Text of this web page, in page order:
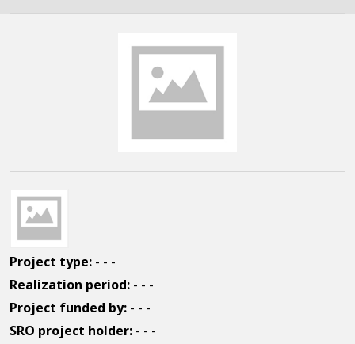
Project type: - - -
Realization period: - - -
Project funded by: - - -
SRO project holder: - - -